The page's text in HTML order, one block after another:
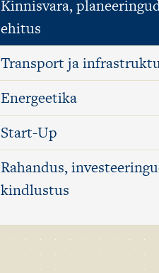
Kinnisvara,
ehitus
Transport ja
Energeetika
Start-Up
Rahandus,
kindlustus